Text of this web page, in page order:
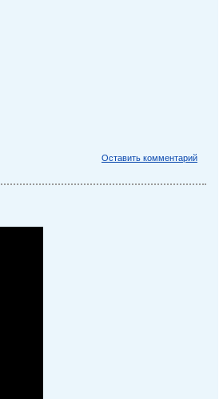
Оставить комментарий